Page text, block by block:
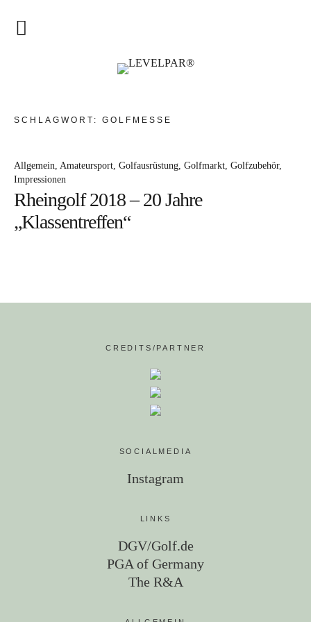
Trainer & Coach
SCHLAGWORT: GOLFMESSE
Allgemein Amateursport Golfausrüstung Golfmarkt Golfzubehör
Impressionen
Rheingolf 2018 – 20 Jahre
„Klassentreffen“
CREDITS/PARTNER
SOCIALMEDIA
Instagram
LINKS
DGV/Golf.de
PGA of Germany
The R&A